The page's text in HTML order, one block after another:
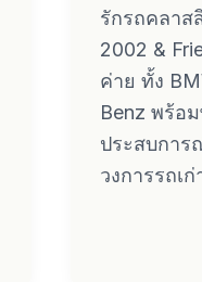
รักรถคลาส
2002 &
ค่าย ทั้ง
Benz พร้อ
ประสบการ
วงการรถเ